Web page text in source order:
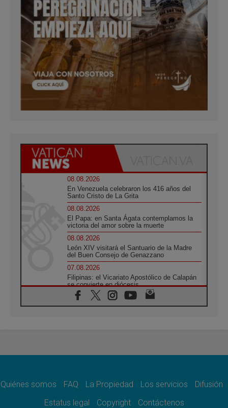
08.08.2026
En Venezuela celebraron los 416 años del
Santo Cristo de La Grita
08.08.2026
El Papa: en Santa Ágata contemplamos la
victoria del amor sobre la muerte
08.08.2026
León XIV visitará el Santuario de la Madre
del Buen Consejo de Genazzano
07.08.2026
Filipinas: el Vicariato Apostólico de Calapán
se convierte en diócesis
07.08.2026
Honduras: Los desplazados invisibles de una
07.08.2026
07.08.2026
revelación de Dios lo transfigura
Quiénes somos FAQ La Propiedad Los servicios
Difusión
Estatus legal
Copyright Contáctenos